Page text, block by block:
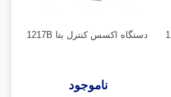
دستگاه اکسس کنترل بتا 1217B
ناموجود